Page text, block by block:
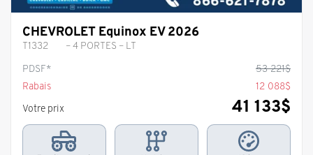
CHEVROLET Equinox EV 2026
T1332
– 4 PORTES – LT
PDSF*
53 221$
Rabais
12 088$
Votre prix
41 133$